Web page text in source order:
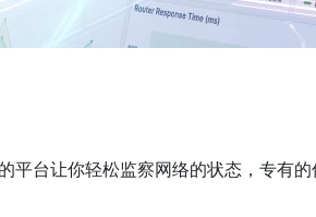
平台让你轻松监察网络的状态，专有的